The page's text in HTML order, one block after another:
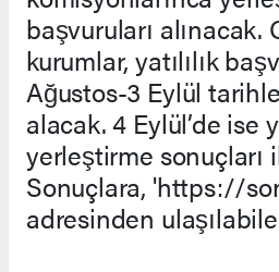
başvuruları alınacak.
kurumlar, yatılılık
Ağustos-3 Eylül
alacak. 4 Eylül’de ise
yerleştirme sonuçları
Sonuçlara, 'https://
adresinden